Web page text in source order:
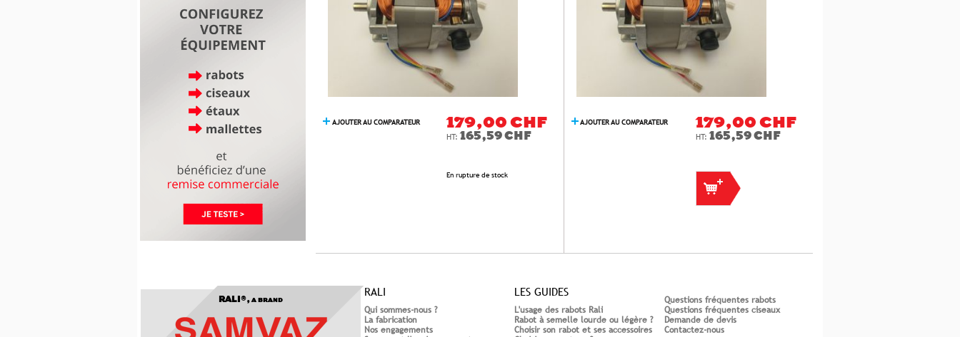
AJOUTER AU COMPARATEUR 179,00 CHF
165,59 CHF
En rupture de stock
AJOUTER AU COMPARATEUR 179,00 CHF
165,59 CHF
RALI®, A BRAND
RALI
Qui sommes-nous ?
La fabrication
Nos engagements
LES GUIDES
L'usage des rabots Rali
Rabot à semelle lourde ou légère ?
Choisir son rabot et ses accessoires
Questions fréquentes rabots
Questions fréquentes ciseaux
Demande de devis
Contactez-nous